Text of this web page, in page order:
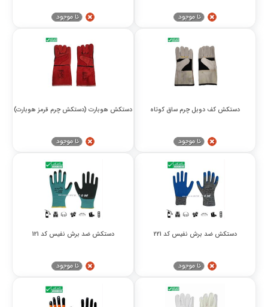
دستکش کف دوبل چرم ساق کوتاه دستکش هوبارت (دستکش چرم قرمز هوبارت)
دستکش ضد برش نفیس کد 221 دستکش ضد برش نفیس کد 121